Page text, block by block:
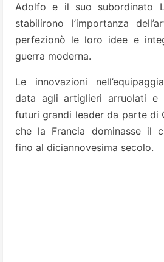
Adolfo e il suo subordinato
stabilirono l’importanza
perfezionò le loro idee e
guerra moderna.
Le innovazioni
data agli artiglieri arruolati e
futuri grandi leader da parte di
che la Francia dominasse il
fino al diciannovesima secolo.